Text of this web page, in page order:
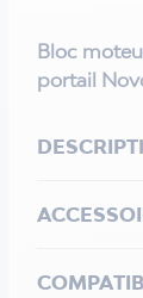
Bloc
portail